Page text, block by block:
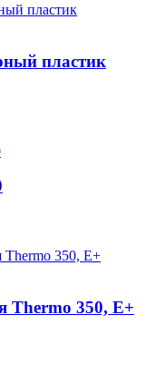
пластик
Thermo 350, E+